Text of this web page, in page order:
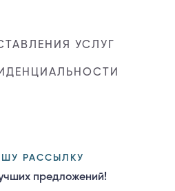
УСЛУГ
РАССЫЛКУ
предложений!